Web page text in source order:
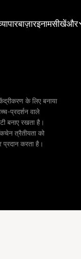
बाज़ारइनामसीखेंऔर
के लिए बनाया
प्रदर्शन वाले
बनाए रखता है।
त्रैतीयता को
करता है।